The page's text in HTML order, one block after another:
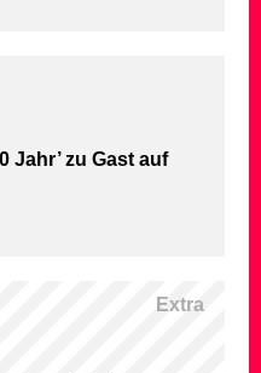
Jahr’ zu Gast auf
Extra